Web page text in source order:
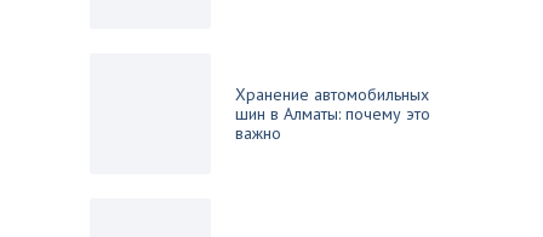
Хранение автомобильных
шин в Алматы: почему это
важно